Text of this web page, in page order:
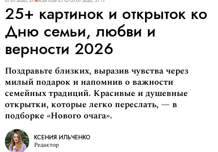
25+ картинок и открыток ко
Дню семьи, любви и
верности 2026
Поздравьте близких, выразив чувства через
милый подарок и напомнив о важности
семейных традиций. Красивые и душевные
открытки, которые легко переслать, — в
подборке «Нового очага».
КСЕНИЯ ИЛЬЧЕНКО
Редактор